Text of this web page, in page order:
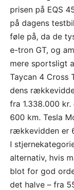
prisen på EQS
på dagens
føle på, da de
e-tron GT, og
mere sportsligt
Taycan 4 Cross
dens
fra 1.338.000
600 km. Tesla
rækkevidden er
I
alternativ, hvis
blot for god
det halve – fra